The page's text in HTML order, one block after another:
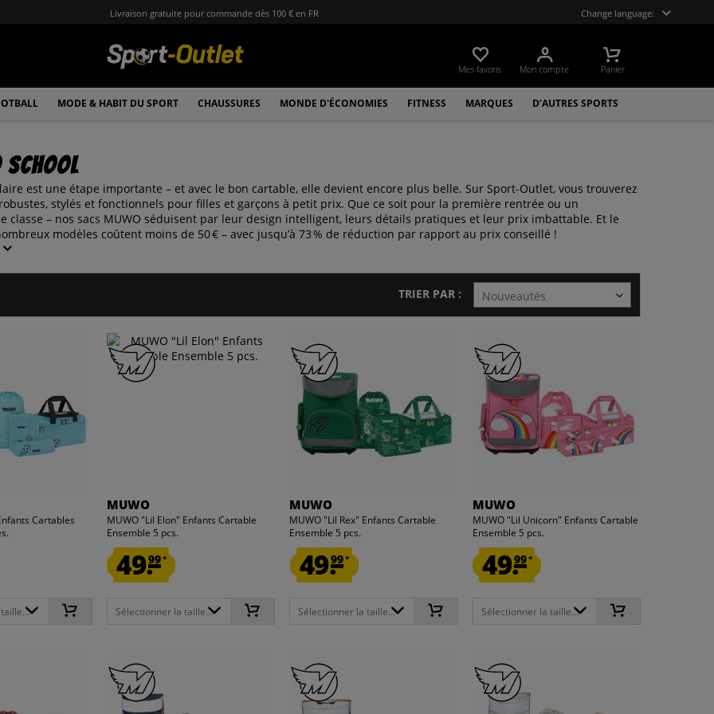
Livraison gratuite pour commande dès 100 € en FR Change language:
Mes favoris Mon compte Panier
MODE & HABIT DU SPORT CHAUSSURES MONDE D'ÉCONOMIES FITNESS MARQUES D’AUTRES SPORTS
school
est une étape importante – et avec le bon cartable, elle devient encore plus belle. Sur Sport-Outlet, vous trouverez
stylés et fonctionnels pour filles et garçons à petit prix. Que ce soit pour la première rentrée ou un
classe – nos sacs MUWO séduisent par leur design intelligent, leurs détails pratiques et leur prix imbattable. Et le
modèles coûtent moins de 50 € – avec jusqu’à 73 % de réduction par rapport au prix conseillé !
TRIER PAR :
Cartables
MUWO
MUWO "Lil Elon" Enfants Cartable
Ensemble 5 pcs.
49.99*
Sélectionner la taille...
MUWO
MUWO "Lil Rex" Enfants Cartable
Ensemble 5 pcs.
49.99*
Sélectionner la taille...
MUWO
MUWO "Lil Unicorn" Enfants Cartable
Ensemble 5 pcs.
49.99*
Sélectionner la taille...